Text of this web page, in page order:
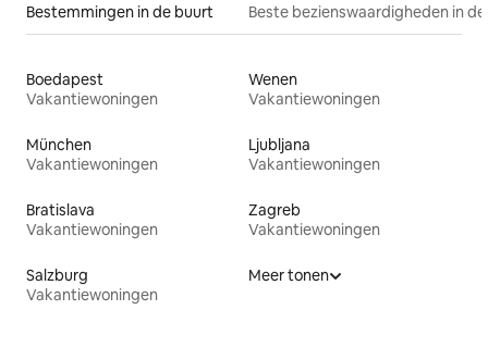
Bestemmingen in de buurt Beste bezienswaardigheden in
Boedapest
Vakantiewoningen
Wenen
Vakantiewoningen
München
Vakantiewoningen
Ljubljana
Vakantiewoningen
Bratislava
Vakantiewoningen
Zagreb
Vakantiewoningen
Salzburg
Vakantiewoningen
Meer tonen